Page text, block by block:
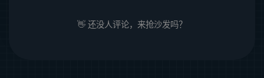
👋 还没人评论，来抢沙发吗？